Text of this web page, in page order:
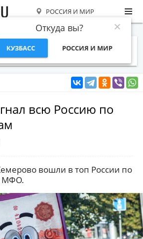
РОССИЯ И МИР
Откуда вы?
КУЗБАСС РОССИЯ И МИР
СТАТЬИ ТЕМЫ ФОТО
всю Россию по
вошли в топ России по
МФО.